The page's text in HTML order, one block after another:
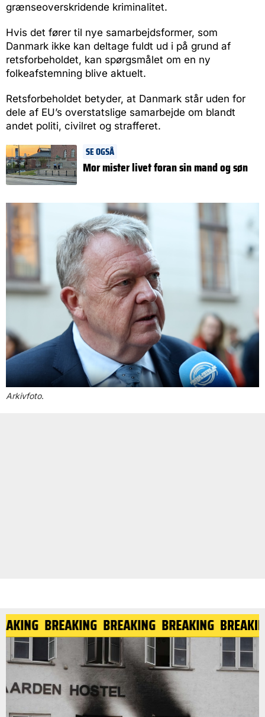
grænseoverskridende kriminalitet.
Hvis det fører til nye samarbejdsformer, som
Danmark ikke kan deltage fuldt ud i på grund af
retsforbeholdet, kan spørgsmålet om en ny
folkeafstemning blive aktuelt.
Retsforbeholdet betyder, at Danmark står uden for
dele af EU’s overstatslige samarbejde om blandt
andet politi, civilret og strafferet.
SE OGSÅ
Mor mister livet foran sin mand og søn
Arkivfoto.
BREAKING BREAKING BREAKING